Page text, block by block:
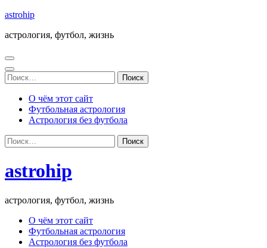
Перейти
содержимому
Enter)
astrohip
астрология, футбол, жизнь
Найти:
О чём этот сайт
Футбольная астрология
Астрология без футбола
Найти:
astrohip
астрология, футбол, жизнь
О чём этот сайт
Футбольная астрология
Астрология без футбола